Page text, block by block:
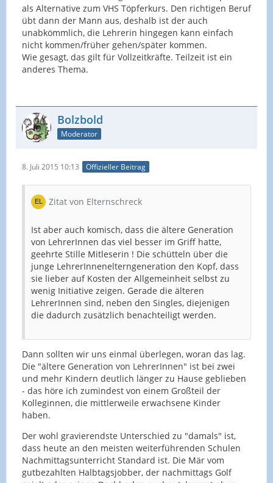
als Alternative zum VHS Töpferkurs. Den richtigen Beruf
übt dann der Mann aus, deshalb ist der auch
unabkömmlich, die Lehrerin hingegen kann einfach
nicht kommen/früher gehen/später kommen.
Wie gesagt, das gilt für Vollzeitkräfte. Teilzeit ist ein
anderes Thema.
Bolzbold
Moderator
8. Juli 2015 10:13 Offizieller Beitrag
Zitat von Elternschreck
Ist aber auch komisch, dass die ältere Generation
von LehrerInnen das viel besser im Griff hatte,
geehrte Stille Mitleserin ! Die schütteln über die
junge LehrerInnenelterngeneration den Kopf, dass
sie lieber auf Kosten der Allgemeinheit selbst zu
wenig Initiative zeigen. Gerade die älteren
LehrerInnen sind, neben den Singles, diejenigen
die dadurch zusätzlich benachteiligt werden.
Dann sollten wir uns einmal überlegen, woran das lag.
Die "ältere Generation von LehrerInnen" ist bei zwei
und mehr Kindern deutlich länger zu Hause geblieben
- das höre ich zumindest von einem Großteil der
Kolleginnen, die mittlerweile erwachsene Kinder
haben.
Der wohl gravierendste Unterschied zu "damals" ist,
dass heute an den meisten weiterführenden Schulen
Nachmittagsunterricht Standard ist. Die Mär vom
gutbezahlten Halbtagsjobber, der nachmittags Golf